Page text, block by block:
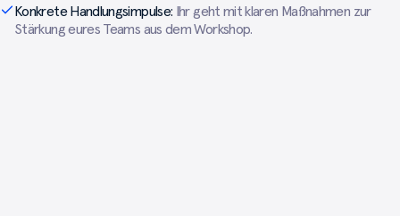
Konkrete Handlungsimpulse: Ihr geht mit klaren Maßnahmen zur
Stärkung eures Teams aus dem Workshop.